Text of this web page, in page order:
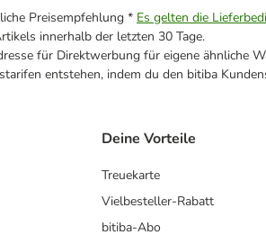
Preisempfehlung * Es gelten die
innerhalb der letzten 30 Tage.
für Direktwerbung für eigene ähnliche
entstehen, indem du den bitiba
Deine Vorteile
Treuekarte
Vielbesteller-Rabatt
bitiba-Abo